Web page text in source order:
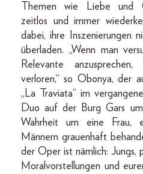
Themen wie Liebe und
zeitlos und immer
dabei, ihre Inszenierungen
überladen. „Wenn man
Relevante
verloren,“ so Obonya, der
„La Traviata“ im
Duo auf der Burg Gars
Wahrheit um eine Frau,
Männern grauenhaft
der Oper ist nämlich: Jungs,
Moralvorstellungen und